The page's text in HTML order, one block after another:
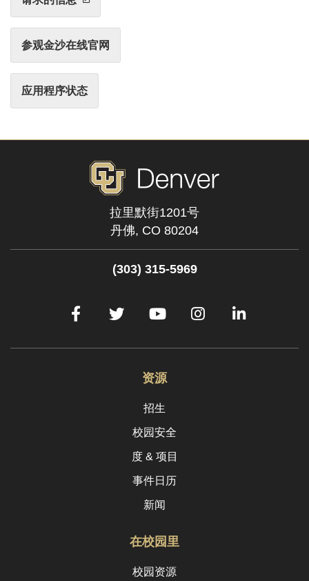
参观金沙在线官网
应用程序状态
拉里默街1201号
丹佛, CO 80204
(303) 315-5969
脸
推
YouTubeInstagram
资源
招生
校园安全
度 & 项目
事件日历
新闻
在校园里
校园资源